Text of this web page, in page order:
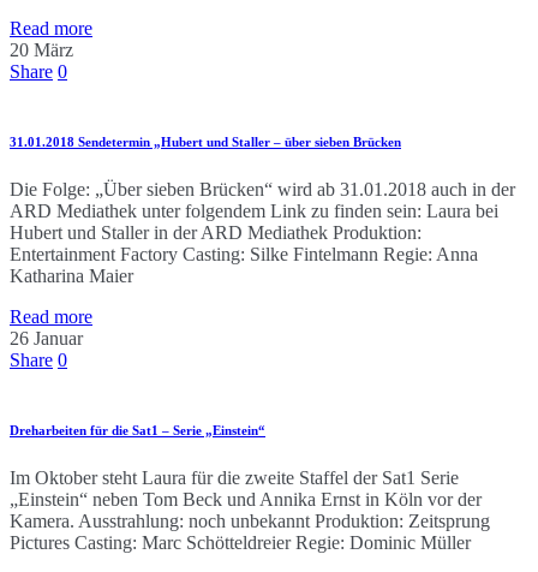
Read more
20 März
Share 0
31.01.2018 Sendetermin „Hubert und Staller – über sieben Brücken
Die Folge: „Über sieben Brücken“ wird ab 31.01.2018 auch in der
ARD Mediathek unter folgendem Link zu finden sein: Laura bei
Hubert und Staller in der ARD Mediathek Produktion:
Entertainment Factory Casting: Silke Fintelmann Regie: Anna
Katharina Maier
Read more
26 Januar
Share 0
Dreharbeiten für die Sat1 – Serie „Einstein“
Im Oktober steht Laura für die zweite Staffel der Sat1 Serie
„Einstein“ neben Tom Beck und Annika Ernst in Köln vor der
Kamera. Ausstrahlung: noch unbekannt Produktion: Zeitsprung
Pictures Casting: Marc Schötteldreier Regie: Dominic Müller